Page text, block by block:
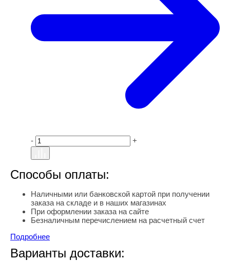
- +
Способы оплаты:
Наличными или банковской картой при получении
заказа на складе и в наших магазинах
При оформлении заказа на сайте
Безналичным перечислением на расчетный счет
Подробнее
Варианты доставки: